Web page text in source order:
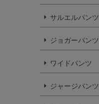
サルエルパンツ
ジョガーパンツ
ワイドパンツ
ジャージパンツ